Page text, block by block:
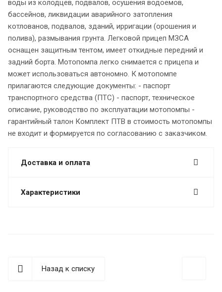
воды из колодцев, подвалов, осушения водоемов,
бассейнов, ликвидации аварийного затопления
котлованов, подвалов, зданий, ирригации (орошения и
полива), размывания грунта. Легковой прицеп МЗСА
оснащен защитным тентом, имеет откидные передний и
задний борта. Мотопомпа легко снимается с прицепа и
может использоваться автономно. К мотопомпе
прилагаются следующие документы: - паспорт
транспортного средства (ПТС) - паспорт, техническое
описание, руководство по эксплуатации мотопомпы -
гарантийный талон Комплект ПТВ в стоимость мотопомпы
не входит и формируется по согласованию с заказчиком.
Доставка и оплата
Характеристики
Назад к списку